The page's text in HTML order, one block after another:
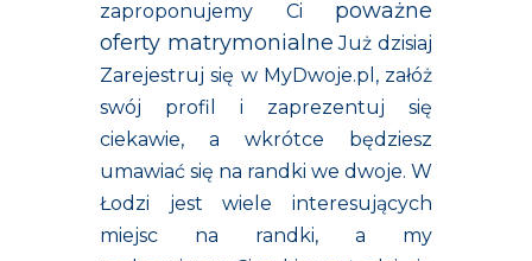
zaproponujemy Ci poważne
oferty matrymonialne Już dzisiaj
Zarejestruj się w MyDwoje.pl , załóż
swój profil i zaprezentuj się
ciekawie, a wkrótce będziesz
umawiać się na randki we dwoje. W
Łodzi jest wiele interesujących
miejsc na randki, a my